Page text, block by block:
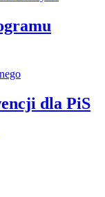
dla PiS